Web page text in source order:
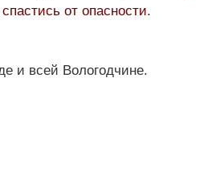
спастись от опасности.
и всей Вологодчине.